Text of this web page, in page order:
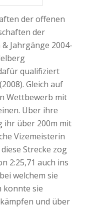
der offenen
der
Jahrgänge 2004-
qualifiziert
Gleich auf
Wettbewerb mit
Über ihre
ihr über 200m mit
Vizemeisterin
Strecke zog
2:25,71 auch ins
welchem sie
konnte sie
und über